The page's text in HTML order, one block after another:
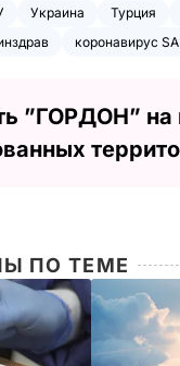
Украина Турция
коронавирус
”ГОРДОН”
ПО ТЕМЕ